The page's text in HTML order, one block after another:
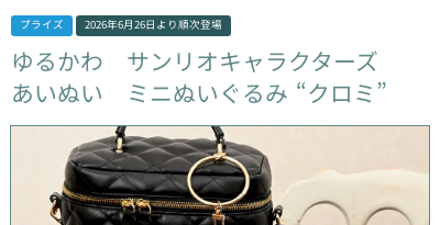
プライズ 2026年6月26日 より順次登場
ゆるかわ
サンリオキャラクターズ
あいぬい
ミニぬいぐるみ “クロミ”